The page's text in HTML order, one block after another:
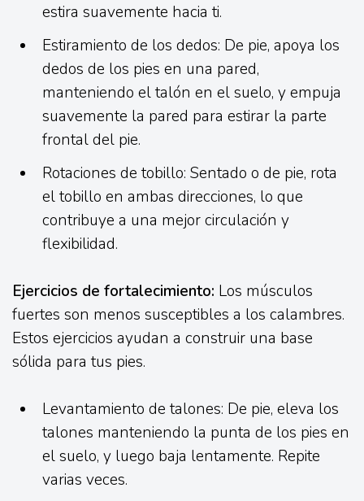
estira suavemente hacia ti.
Estiramiento de los dedos: De pie, apoya los
dedos de los pies en una pared,
manteniendo el talón en el suelo, y empuja
suavemente la pared para estirar la parte
frontal del pie.
Rotaciones de tobillo: Sentado o de pie, rota
el tobillo en ambas direcciones, lo que
contribuye a una mejor circulación y
flexibilidad.
Ejercicios de fortalecimiento: Los músculos
fuertes son menos susceptibles a los calambres.
Estos ejercicios ayudan a construir una base
sólida para tus pies.
Levantamiento de talones: De pie, eleva los
talones manteniendo la punta de los pies en
el suelo, y luego baja lentamente. Repite
varias veces.